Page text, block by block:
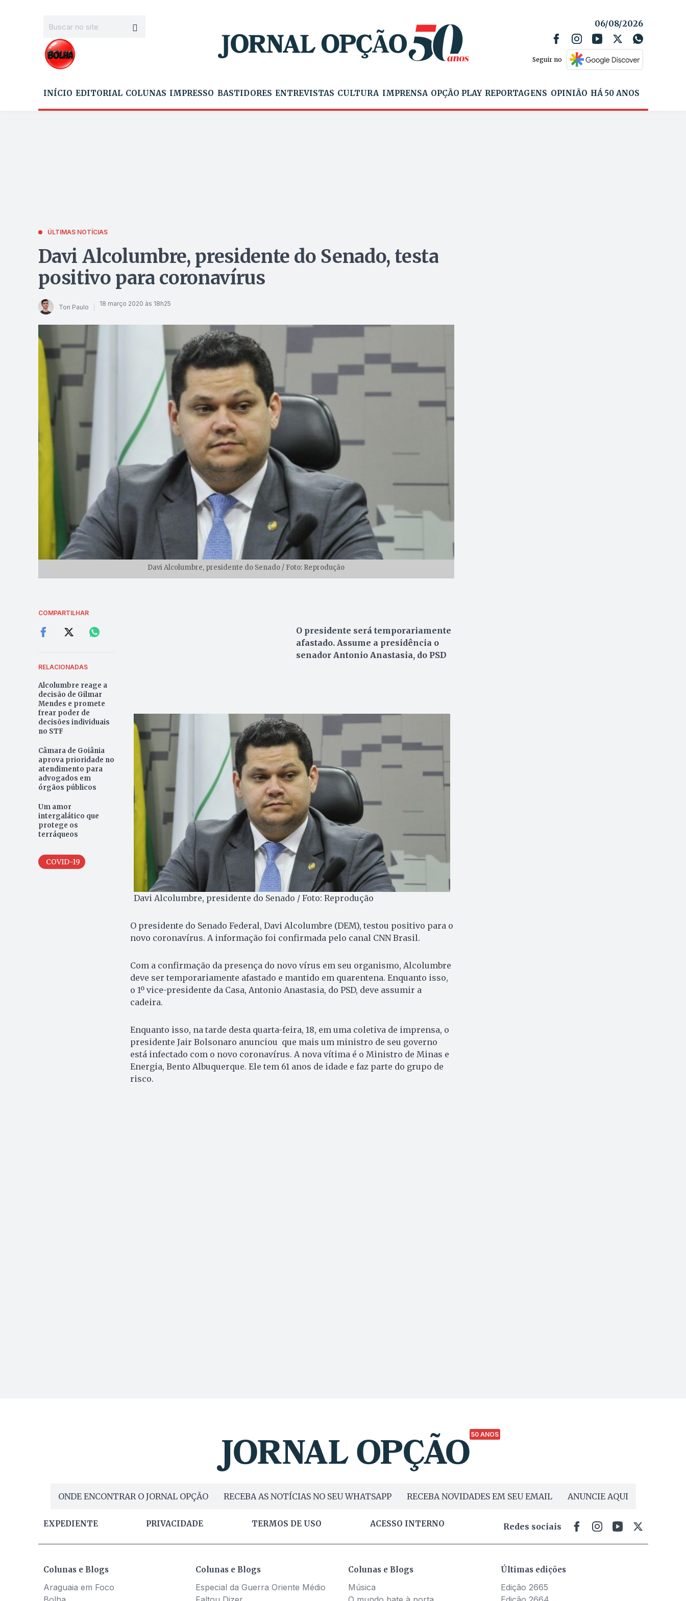
06/08/2026
Seguir no
INÍCIO EDITORIAL COLUNAS IMPRESSO BASTIDORES ENTREVISTAS CULTURA IMPRENSA OPÇÃO PLAY REPORTAGENS OPINIÃO HÁ 50 ANOS
ÚLTIMAS NOTÍCIAS
Davi Alcolumbre, presidente do Senado, testa
positivo para coronavírus
Ton Paulo 18 março 2020 às 18h25
Davi Alcolumbre, presidente do Senado / Foto: Reprodução
COMPARTILHAR
RELACIONADAS
Alcolumbre reage a
decisão de Gilmar
Mendes e promete
frear poder de
decisões individuais
no STF
Câmara de Goiânia
aprova prioridade no
atendimento para
advogados em
órgãos públicos
Um amor
intergalático que
protege os
terráqueos
COVID-19
O presidente será temporariamente
afastado. Assume a presidência o
senador Antonio Anastasia, do PSD
Davi Alcolumbre, presidente do Senado / Foto: Reprodução
O presidente do Senado Federal, Davi Alcolumbre (DEM), testou positivo para o
novo coronavírus. A informação foi confirmada pelo canal CNN Brasil.
Com a confirmação da presença do novo vírus em seu organismo, Alcolumbre
deve ser temporariamente afastado e mantido em quarentena. Enquanto isso,
o 1º vice-presidente da Casa, Antonio Anastasia, do PSD, deve assumir a
cadeira.
Enquanto isso, na tarde desta quarta-feira, 18, em uma coletiva de imprensa, o
presidente Jair Bolsonaro anunciou que mais um ministro de seu governo
está infectado com o novo coronavírus. A nova vítima é o Ministro de Minas e
Energia, Bento Albuquerque. Ele tem 61 anos de idade e faz parte do grupo de
risco.
50 ANOS
ONDE ENCONTRAR O JORNAL OPÇÃO RECEBA AS NOTÍCIAS NO SEU WHATSAPP RECEBA NOVIDADES EM SEU EMAIL ANUNCIE AQUI
EXPEDIENTE PRIVACIDADE TERMOS DE USO ACESSO INTERNO Redes sociais
Colunas e Blogs
Araguaia em Foco
Colunas e Blogs
Especial da Guerra Oriente Médio
Colunas e Blogs
Música
Últimas edições
Edição 2665